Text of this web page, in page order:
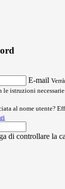
E-mail
istruzioni
al nome utente?
di controllare la